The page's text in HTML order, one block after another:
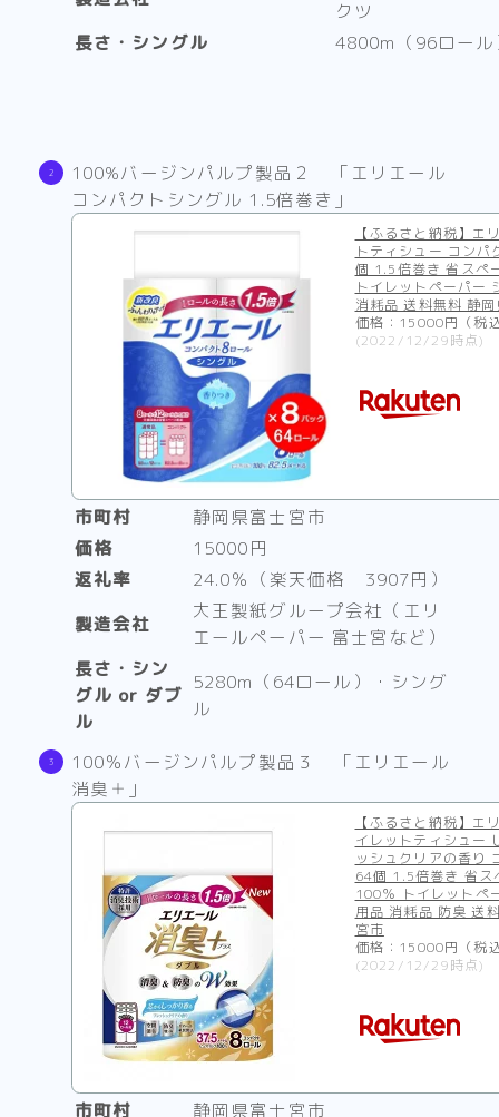
クツ
長さ・シングル
4800m（96ロー
100%バージンパルプ製品２ 「エリエール
コンパクトシングル 1.5倍巻き」
【ふるさと納税】エ
トティシュー コン
個 1.5倍巻き 省スペ
トイレットペーパー
消耗品 送料無料 静
価格：15000円（税
(2022/12/29時点)
市町村
静岡県富士宮市
価格
15000円
返礼率
24.0％（楽天価格 3907円）
製造会社
大王製紙グループ会社（エリ
エールペーパー 富士宮など）
長さ・シン
グル or ダブ
ル
5280m（64ロール）・シング
ル
100％バージンパルプ製品３ 「エリエール
消臭＋」
【ふるさと納税】エ
イレットティシュー
ッシュクリアの香り
64個 1.5倍巻き 省ス
100％ トイレットペ
用品 消耗品 防臭 送
宮市
価格：15000円（税
(2022/12/29時点)
市町村 静岡県富士宮市